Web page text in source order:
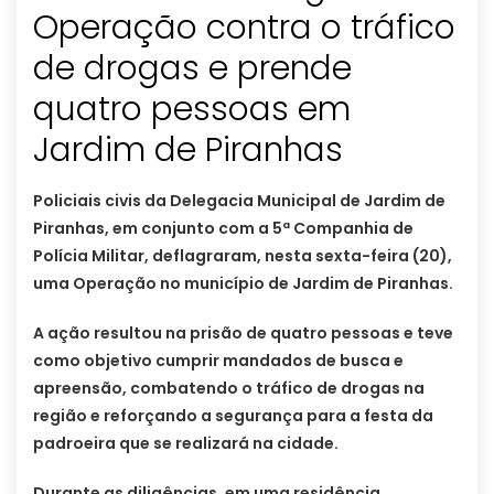
Operação contra o tráfico
de drogas e prende
quatro pessoas em
Jardim de Piranhas
Policiais civis da Delegacia Municipal de Jardim de
Piranhas, em conjunto com a 5ª Companhia de
Polícia Militar, deflagraram, nesta sexta-feira (20),
uma Operação no município de Jardim de Piranhas.
A ação resultou na prisão de quatro pessoas e teve
como objetivo cumprir mandados de busca e
apreensão, combatendo o tráfico de drogas na
região e reforçando a segurança para a festa da
padroeira que se realizará na cidade.